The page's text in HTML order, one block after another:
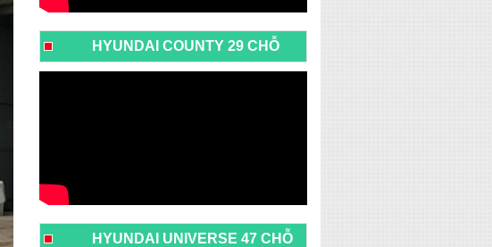
HYUNDAI COUNTY 29 CHỖ
HYUNDAI UNIVERSE 47 CHỖ